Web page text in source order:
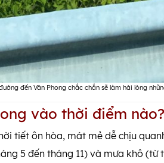
đến Vân Phong chắc chắn sẽ làm hài lòng
vào thời điểm nào?
tiết ôn hòa, mát mẻ dễ chịu
5 đến tháng 11) và mưa khô (từ